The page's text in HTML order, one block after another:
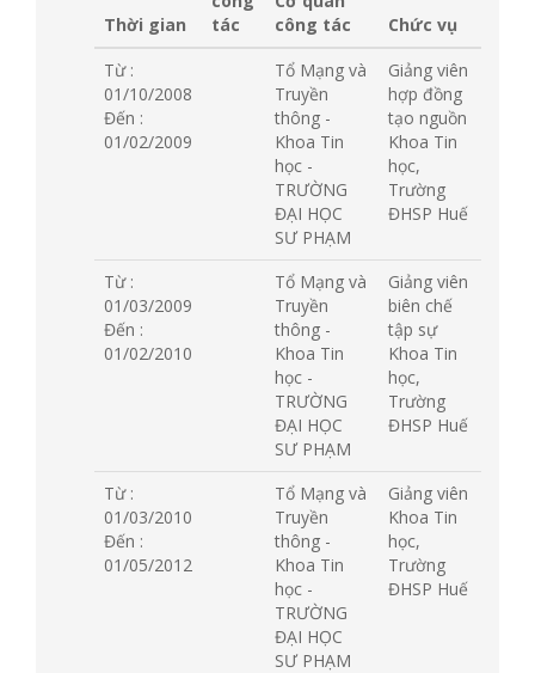
Thời gian
tác
công tác
Chức vụ
Từ :
01/10/2008
Đến :
01/02/2009
Tổ Mạng và
Truyền
thông -
Khoa Tin
học -
TRƯỜNG
ĐẠI HỌC
SƯ PHẠM
Giảng viên
hợp đồng
tạo nguồn
Khoa Tin
học,
Trường
ĐHSP Huế
Từ :
01/03/2009
Đến :
01/02/2010
Tổ Mạng và
Truyền
thông -
Khoa Tin
học -
TRƯỜNG
ĐẠI HỌC
SƯ PHẠM
Giảng viên
biên chế
tập sự
Khoa Tin
học,
Trường
ĐHSP Huế
Từ :
01/03/2010
Đến :
01/05/2012
Tổ Mạng và
Truyền
thông -
Khoa Tin
học -
TRƯỜNG
ĐẠI HỌC
SƯ PHẠM
Giảng viên
Khoa Tin
học,
Trường
ĐHSP Huế